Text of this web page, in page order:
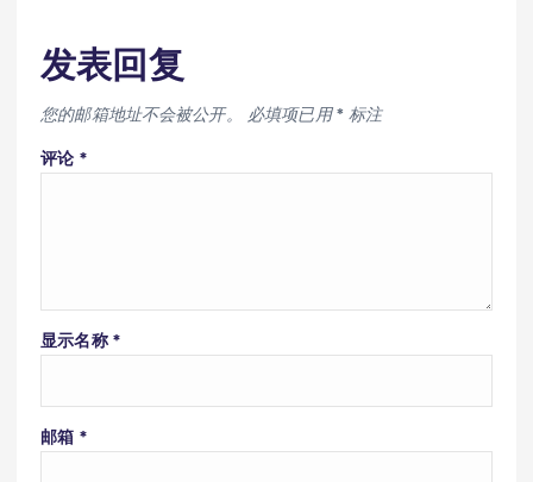
发表回复
您的邮箱地址不会被公开。 必填项已用* 标注
评论 *
显示名称 *
邮箱 *